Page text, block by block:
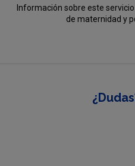
Información sobre este
de maternidad y